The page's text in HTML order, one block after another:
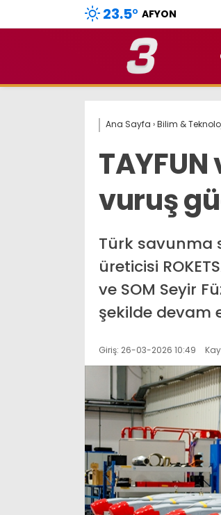
23.5° AFYON
Ana Sayfa ›Bilim &
vuruş
Türk savunma
üreticisi
ve SOM Seyir
şekilde devam
Giriş: 26-03-2026 10:49